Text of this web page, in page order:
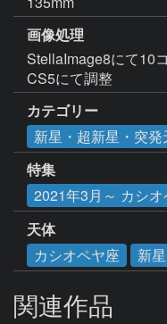
画像処理
StellaImage8にて10
CS5にて調整
カテゴリー
新星・超新星・突発
特集
2021年3月～ カシ
天体
カシオペヤ座
新星
関連作品